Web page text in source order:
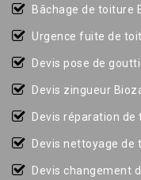
Bâchage de toiture
Urgence fuite de
Devis pose de
Devis zingueur
Devis réparation
Devis nettoyage de
Devis changement